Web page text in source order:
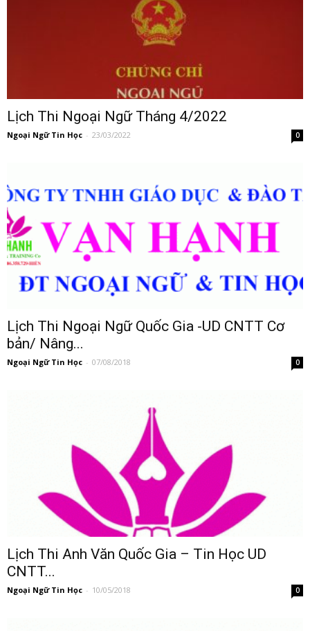
Lịch Thi Ngoại Ngữ Tháng 4/2022
Ngoại Ngữ Tin Học - 23/03/2022 0
Lịch Thi Ngoại Ngữ Quốc Gia -UD CNTT Cơ
bản/ Nâng...
Ngoại Ngữ Tin Học - 07/08/2018 0
Lịch Thi Anh Văn Quốc Gia – Tin Học UD
CNTT...
Ngoại Ngữ Tin Học - 10/05/2018 0